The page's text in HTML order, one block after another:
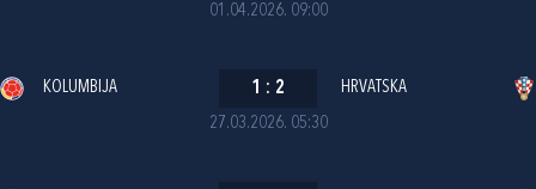
01.04.2026. 09:00
27.03.2026. 05:30
KOLUMBIJA 1 : 2 HRVATSKA